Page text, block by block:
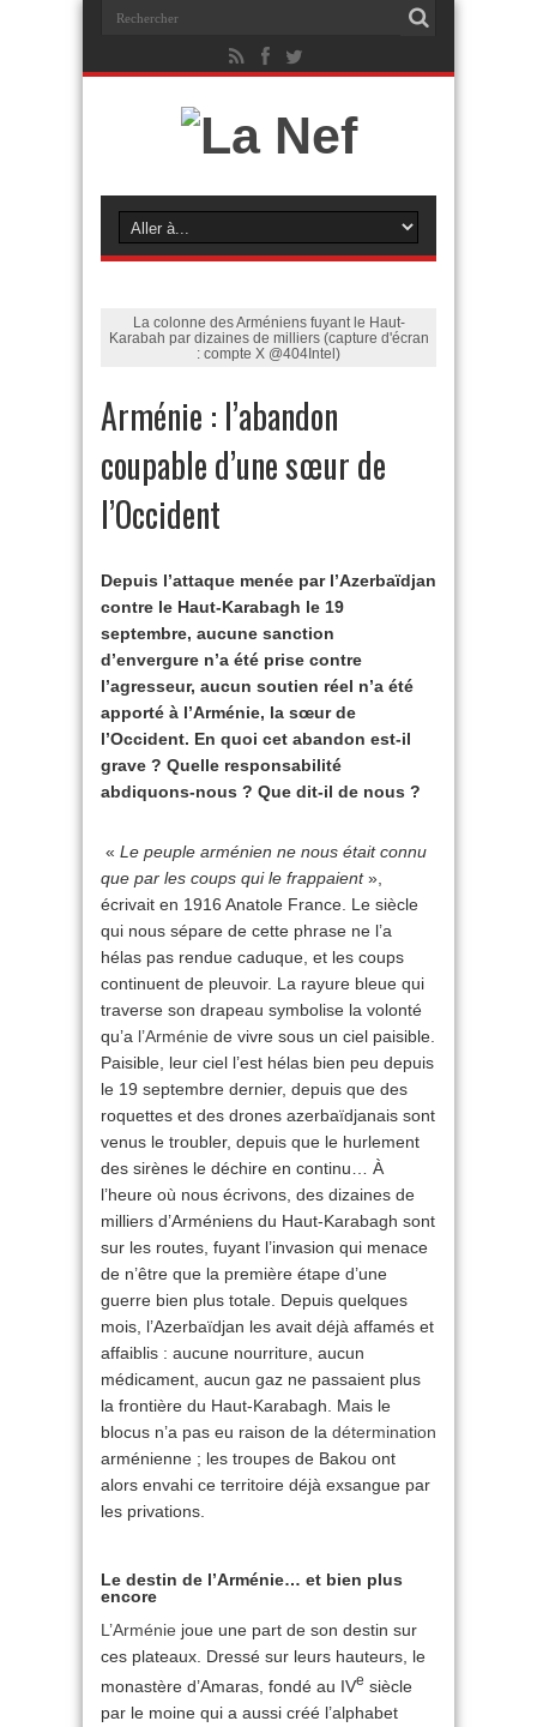
La colonne des Arméniens fuyant le Haut-
Karabah par dizaines de milliers (capture d'écran
: compte X @404Intel)
Arménie : l’abandon
coupable d’une sœur de
l’Occident
Depuis l’attaque menée par l’Azerbaïdjan
contre le Haut-Karabagh le 19
septembre, aucune sanction
d’envergure n’a été prise contre
l’agresseur, aucun soutien réel n’a été
apporté à l’Arménie, la sœur de
l’Occident. En quoi cet abandon est-il
grave ? Quelle responsabilité
abdiquons-nous ? Que dit-il de nous ?
« Le peuple arménien ne nous était connu
que par les coups qui le frappaient»,
écrivait en 1916 Anatole France. Le siècle
qui nous sépare de cette phrase ne l’a
hélas pas rendue caduque, et les coups
continuent de pleuvoir. La rayure bleue qui
traverse son drapeau symbolise la volonté
qu’a l’Arménie de vivre sous un ciel paisible.
Paisible, leur ciel l’est hélas bien peu depuis
le 19 septembre dernier, depuis que des
roquettes et des drones azerbaïdjanais sont
venus le troubler, depuis que le hurlement
des sirènes le déchire en continu… À
l’heure où nous écrivons, des dizaines de
milliers d’Arméniens du Haut-Karabagh sont
sur les routes, fuyant l’invasion qui menace
de n’être que la première étape d’une
guerre bien plus totale. Depuis quelques
mois, l’Azerbaïdjan les avait déjà affamés et
affaiblis : aucune nourriture, aucun
médicament, aucun gaz ne passaient plus
la frontière du Haut-Karabagh. Mais le
blocus n’a pas eu raison de la détermination
arménienne ; les troupes de Bakou ont
alors envahi ce territoire déjà exsangue par
les privations.
Le destin de l’Arménie… et bien plus
encore
L’Arménie joue une part de son destin sur
ces plateaux. Dressé sur leurs hauteurs, le
monastère d’Amaras, fondé au IVe siècle
par le moine qui a aussi créé l’alphabet